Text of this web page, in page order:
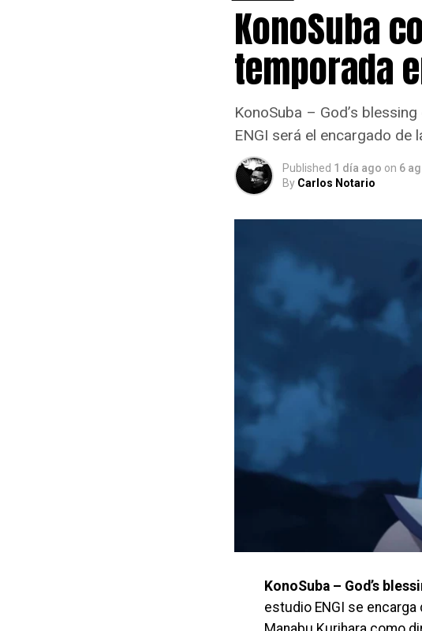
KonoSuba
temporada
KonoSuba – God’s
ENGI será el encargado de
Published 1 día ago on 6
By Carlos Notario
KonoSuba – God’s
estudio ENGI se